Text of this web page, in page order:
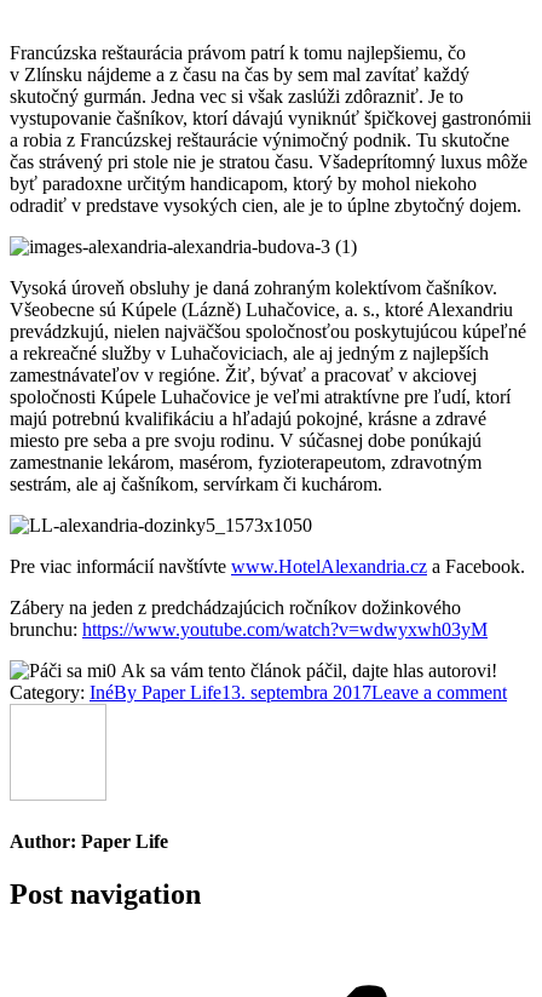
Francúzska reštaurácia právom patrí k tomu najlepšiemu, čo
v Zlínsku nájdeme a z času na čas by sem mal zavítať každý
skutočný gurmán. Jedna vec si však zaslúži zdôrazniť. Je to
vystupovanie čašníkov, ktorí dávajú vyniknúť špičkovej gastronómii
a robia z Francúzskej reštaurácie výnimočný podnik. Tu skutočne
čas strávený pri stole nie je stratou času. Všadeprítomný luxus môže
byť paradoxne určitým handicapom, ktorý by mohol niekoho
odradiť v predstave vysokých cien, ale je to úplne zbytočný dojem.
Vysoká úroveň obsluhy je daná zohraným kolektívom čašníkov.
Všeobecne sú Kúpele (Lázně) Luhačovice, a. s., ktoré Alexandriu
prevádzkujú, nielen najväčšou spoločnosťou poskytujúcou kúpeľné
a rekreačné služby v Luhačoviciach, ale aj jedným z najlepších
zamestnávateľov v regióne. Žiť, bývať a pracovať v akciovej
spoločnosti Kúpele Luhačovice je veľmi atraktívne pre ľudí, ktorí
majú potrebnú kvalifikáciu a hľadajú pokojné, krásne a zdravé
miesto pre seba a pre svoju rodinu. V súčasnej dobe ponúkajú
zamestnanie lekárom, masérom, fyzioterapeutom, zdravotným
sestrám, ale aj čašníkom, servírkam či kuchárom.
Pre viac informácií navštívte www.HotelAlexandria.cz a Facebook.
Zábery na jeden z predchádzajúcich ročníkov dožinkového
brunchu: https://www.youtube.com/watch?v=wdwyxwh03yM
0 Ak sa vám tento článok páčil, dajte hlas autorovi!
Category: InéBy Paper Life13. septembra 2017Leave a comment
Author: Paper Life
Post navigation